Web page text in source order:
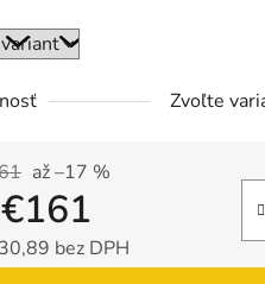
Zvoľte
až –17 %
€161
bez DPH